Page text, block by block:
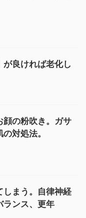
が良ければ老化し
顔の粉吹き。ガサ
対処法。
しまう。自律神経
ランス、更年